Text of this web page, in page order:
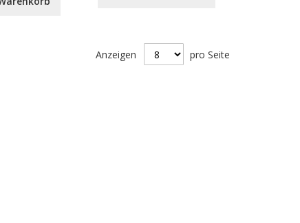
Anzeigen pro Seite